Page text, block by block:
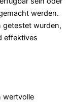
werden.
getestet wurden,
effektives
wertvolle